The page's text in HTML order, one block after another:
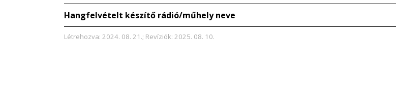
Hangfelvételt készítő rádió/műhely neve
Létrehozva: 2024. 08. 21.; Revíziók: 2025. 08. 10.